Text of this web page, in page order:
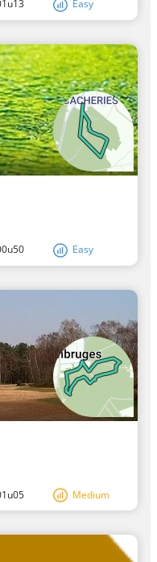
Easy
Easy
Medium